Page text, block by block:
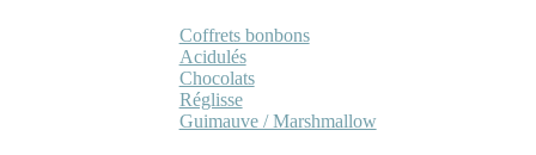
Coffrets bonbons
Acidulés
Chocolats
Réglisse
Guimauve / Marshmallow